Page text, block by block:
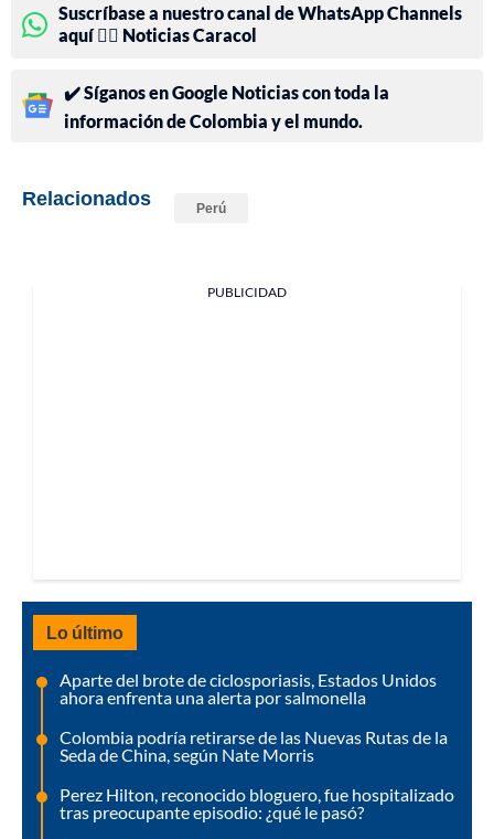
Suscríbase a nuestro canal de WhatsApp Channels
aquí 👉🏻 Noticias Caracol
✔️ Síganos en Google Noticias con toda la
información de Colombia y el mundo.
Relacionados Perú
PUBLICIDAD
Lo último
Aparte del brote de ciclosporiasis, Estados Unidos
ahora enfrenta una alerta por salmonella
Colombia podría retirarse de las Nuevas Rutas de la
Seda de China, según Nate Morris
Perez Hilton, reconocido bloguero, fue hospitalizado
tras preocupante episodio: ¿qué le pasó?